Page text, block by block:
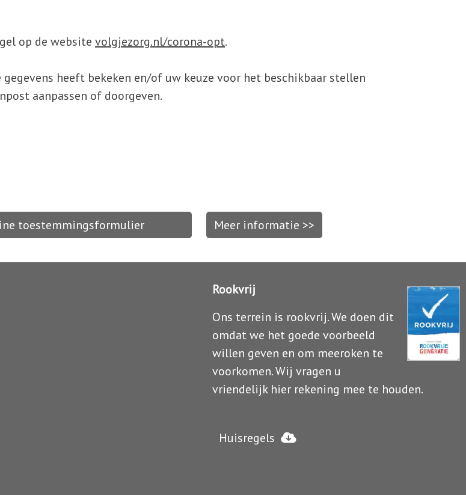
op de website volgjezorg.nl/corona-opt.
heeft bekeken en/of uw keuze voor het beschikbaar stellen
aanpassen of doorgeven.
toestemmingsformulier Meer informatie >>
Rookvrij
Ons terrein is rookvrij. We doen dit
omdat we het goede voorbeeld
willen geven en om meeroken te
voorkomen. Wij vragen u
vriendelijk hier rekening mee te houden.
Huisregels